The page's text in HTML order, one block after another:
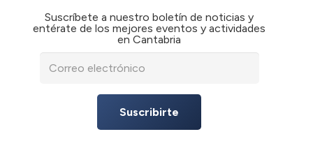
Suscríbete a nuestro boletín de noticias y
entérate de los mejores eventos y actividades
en Cantabria
Suscribirte